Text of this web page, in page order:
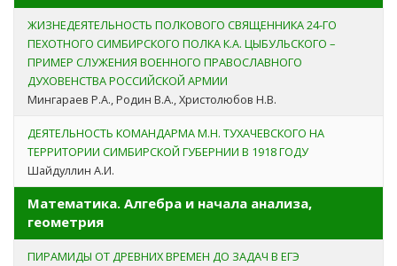
ЖИЗНЕДЕЯТЕЛЬНОСТЬ ПОЛКОВОГО СВЯЩЕННИКА 24-ГО
ПЕХОТНОГО СИМБИРСКОГО ПОЛКА К.А. ЦЫБУЛЬСКОГО –
ПРИМЕР СЛУЖЕНИЯ ВОЕННОГО ПРАВОСЛАВНОГО
ДУХОВЕНСТВА РОССИЙСКОЙ АРМИИ
Мингараев Р.А., Родин В.А., Христолюбов Н.В.
ДЕЯТЕЛЬНОСТЬ КОМАНДАРМА М.Н. ТУХАЧЕВСКОГО НА
ТЕРРИТОРИИ СИМБИРСКОЙ ГУБЕРНИИ В 1918 ГОДУ
Шайдуллин А.И.
Математика. Алгебра и начала анализа,
геометрия
ПИРАМИДЫ ОТ ДРЕВНИХ ВРЕМЕН ДО ЗАДАЧ В ЕГЭ